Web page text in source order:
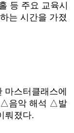
등 주요 교육시
는 시간을 가졌
마스터클래스에
△음악 해석 △발
뤄졌다.